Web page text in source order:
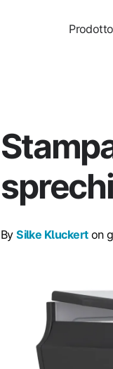
Prodotto
BySilke Kluckerton